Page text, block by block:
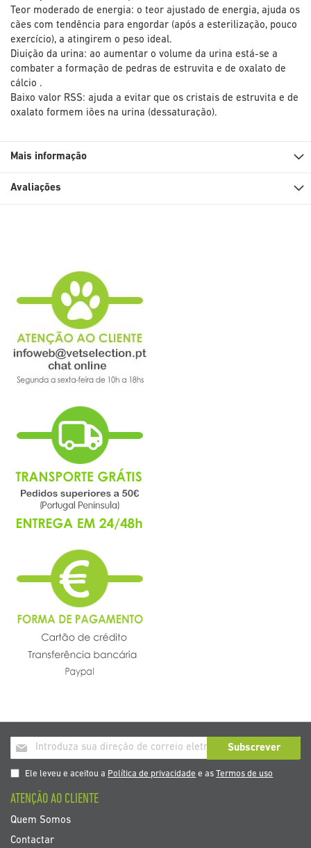
Teor moderado de energia: o teor ajustado de energia, ajuda os
cães com tendência para engordar (após a esterilização, pouco
exercício), a atingirem o peso ideal.
Diuição da urina: ao aumentar o volume da urina está-se a
combater a formação de pedras de estruvita e de oxalato de
cálcio .
Baixo valor RSS: ajuda a evitar que os cristais de estruvita e de
oxalato formem iões na urina (dessaturação).
Mais informação
Avaliações
Inscrição
a
nosso
de
noticias
Subscrever
Ele leveu e aceitou a Política de privacidade e as Termos de uso
ATENÇÃO AO CLIENTE
Quem Somos
Contactar